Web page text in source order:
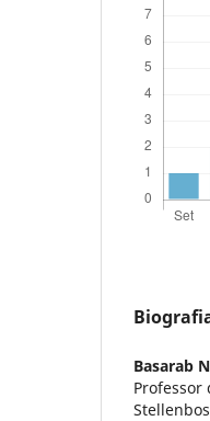
Basarab
Professor